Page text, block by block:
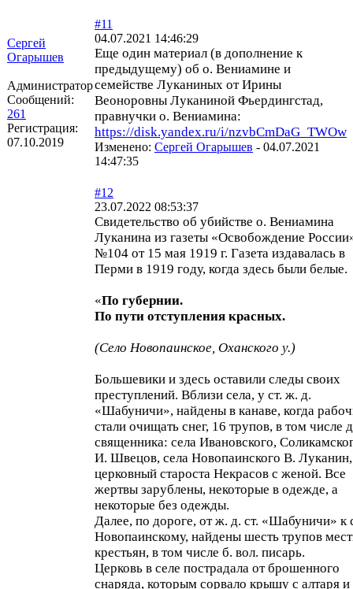
Сергей
Огарышев
Администратор
Сообщений:
261
Регистрация:
07.10.2019
#11
04.07.2021 14:46:29
Еще один материал (в дополнение к
предыдущему) об о. Вениамине и
семействе Луканиных от Ирины
Веоноровны Луканиной Фьердингстад,
правнучки о. Вениамина:
https://disk.yandex.ru/i/nzvbCmDaG_TWOw
Изменено: Сергей Огарышев - 04.07.2021
14:47:35
#12
23.07.2022 08:53:37
Свидетельство об убийстве о. Вениамина
Луканина из газеты «Освобождение
№104 от 15 мая 1919 г. Газета издавалась в
Перми в 1919 году, когда здесь были белые.
«По губернии.
По пути отступления красных.
(Село Новопаинское, Оханского у.)
Большевики и здесь оставили следы своих
преступлений. Вблизи села, у ст. ж. д.
«Шабуничи», найдены в канаве, когда
стали очищать снег, 16 трупов, в том числе
священника: села Ивановского,
И. Швецов, села Новопаинского В.
церковный староста Некрасов с женой. Все
жертвы зарублены, некоторые в одежде, а
некоторые без одежды.
Далее, по дороге, от ж. д. ст. «Шабуничи» к
Новопаинскому, найдены шесть трупов
крестьян, в том числе б. вол. писарь.
Церковь в селе пострадала от брошенного
снаряда, которым сорвало крышу с алтаря и